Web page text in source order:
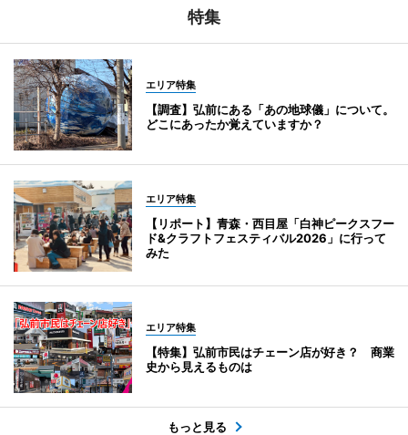
特集
エリア特集
【調査】弘前にある「あの地球儀」について。
どこにあったか覚えていますか？
エリア特集
【リポート】青森・西目屋「白神ピークスフー
ド&クラフトフェスティバル2026」に行って
みた
エリア特集
【特集】弘前市民はチェーン店が好き？ 商業
史から見えるものは
もっと見る